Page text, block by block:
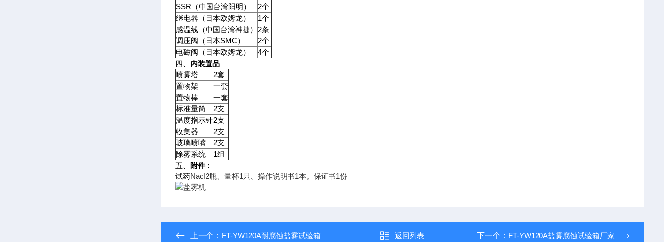
SSR（中国台湾阳明）
2个
继电器（日本欧姆龙）
1个
感温线（中国台湾神捷） 2条
调压阀（日本SMC）
2个
电磁阀（日本欧姆龙）
4个
四、 内装置品
喷雾塔
2套
置物架
一套
置物棒
一套
标准量筒
2支
温度指示针2支
收集器
2支
玻璃喷嘴
2支
除雾系统
1组
五、 附件：
试药NacI2瓶、量杯1只、操作说明书1本。保证书1份
上一个： FT-YW120A耐腐蚀盐雾试验箱 返回列表 下一个： FT-YW120A盐雾腐蚀试验箱厂家